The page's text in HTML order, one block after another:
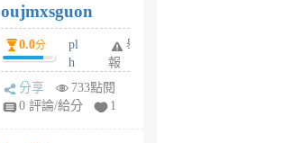
個
月
前
個
月
前
oujmxsguon
0.0分
pl
h
wi
w
舉
報
分享
733點閱
0 評論/給分
1